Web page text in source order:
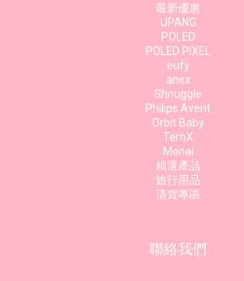
最新優惠
UPANG
POLED
POLED PIXEL
eufy
anex
Shnuggle
Philips Avent
Orbit Baby
TernX
Monai
精選產品
旅行用品
清貨專區
聯絡我們